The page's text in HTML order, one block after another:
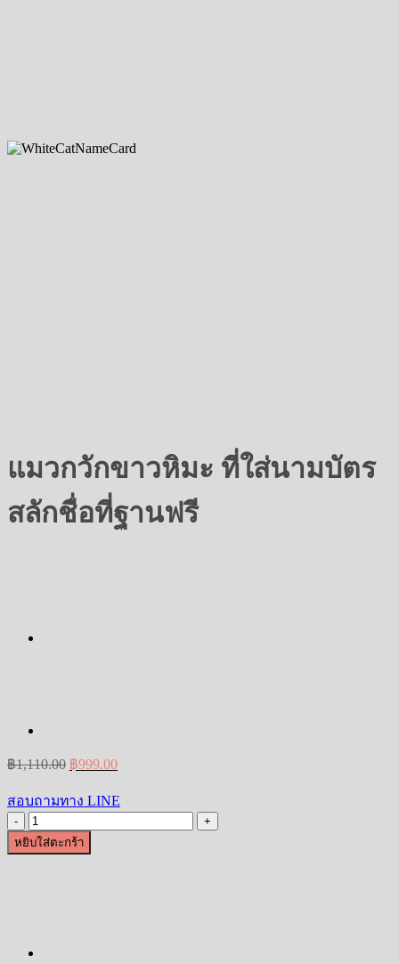
แมวกวักขาวหิมะ ที่ใส่นามบัตร
สลักชื่อที่ฐานฟรี
฿1,110.00 Original
price
฿1,110.00.
฿999.00Current
price
฿999.00.
สอบถามทาง LINE
จำนวน
แมว
ใส่
หยิบใส่ตะกร้า